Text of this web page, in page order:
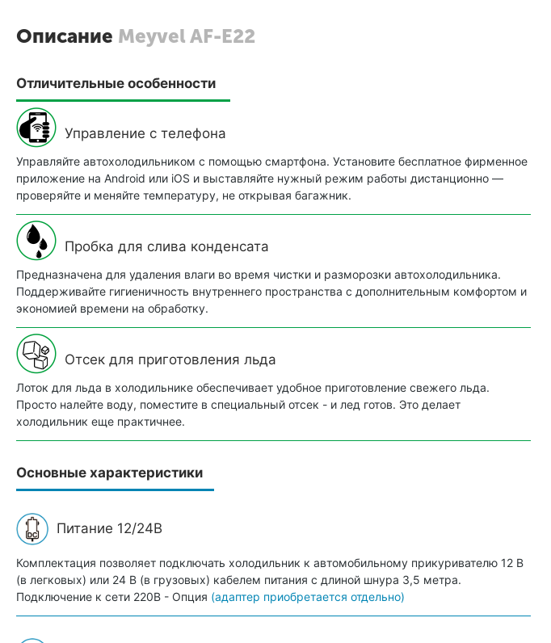
Описание Meyvel AF-E22
Отличительные особенности
Управление с телефона
Управляйте автохолодильником с помощью смартфона. Установите бесплатное фирменное
приложение на Android или iOS и выставляйте нужный режим работы дистанционно —
проверяйте и меняйте температуру, не открывая багажник.
Пробка для слива конденсата
Предназначена для удаления влаги во время чистки и разморозки автохолодильника.
Поддерживайте гигиеничность внутреннего пространства с дополнительным комфортом и
экономией времени на обработку.
Отсек для приготовления льда
Лоток для льда в холодильнике обеспечивает удобное приготовление свежего льда.
Просто налейте воду, поместите в специальный отсек - и лед готов. Это делает
холодильник еще практичнее.
Основные характеристики
Питание 12/24В
Комплектация позволяет подключать холодильник к автомобильному прикуривателю 12 В
(в легковых) или 24 В (в грузовых) кабелем питания с длиной шнура 3,5 метра.
Подключение к сети 220В - Опция (адаптер приобретается отдельно)